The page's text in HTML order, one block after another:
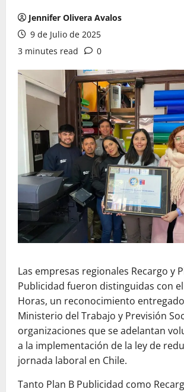
Jennifer Olivera Avalos
9 de Julio de 2025
3 minutes read
0
Las empresas regionales Recargo y
Publicidad fueron distinguidas con
Horas, un reconocimiento
Ministerio del Trabajo y Previsión
organizaciones que se adelantan
a la implementación de la ley de
jornada laboral en Chile.
Tanto Plan B Publicidad como